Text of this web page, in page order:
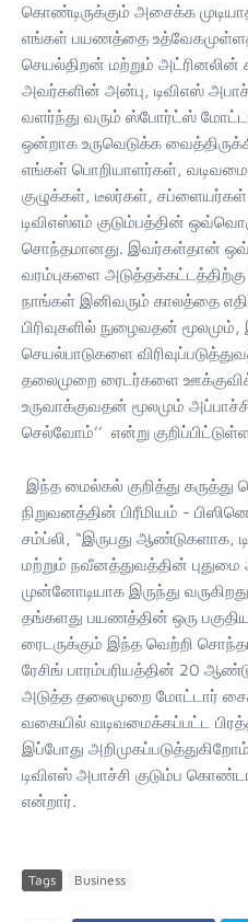
கொண்டிருக்கும் அசைக்க
எங்கள் பயணத்தை
செயல்திறன் மற்றும் அட்ரினலின்
அவர்களின் அன்பு, டிவிஎஸ்
வளர்ந்து வரும் ஸ்போர்ட்ஸ்
ஒன்றாக உருவெடுக்க
எங்கள் பொறியாளர்கள்,
குழுக்கள், டீலர்கள், சப்ளையர்கள்
டிவிஎஸ்எம் குடும்பத்தின்
சொந்தமானது. இவர்கள்தான்
வரம்புகளை
நாங்கள் இனிவரும் காலத்தை
பிரிவுகளில் நுழைவதன்
செயல்பாடுகளை
தலைமுறை ரைடர்களை
உருவாக்குவதன் மூலமும்
செல்வோம்’’ என்று
இந்த மைல்கல் குறித்து கருத்து
நிறுவனத்தின் பிரீமியம் -
சம்ப்லி, “இருபது ஆண்டுகளாக,
மற்றும் நவீனத்துவத்தின்
முன்னோடியாக இருந்து
தங்களது பயணத்தின் ஒரு
ரைடருக்கும் இந்த வெற்றி
ரேசிங் பாரம்பரியத்தின் 20
அடுத்த தலைமுறை மோட்டார்
வகையில் வடிவமைக்கப்பட்ட
இப்போது
டிவிஎஸ் அபாச்சி குடும்ப
என்றார்.
Tags Business